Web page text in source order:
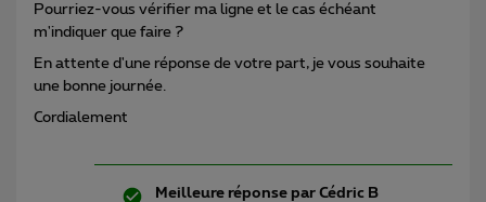
Pourriez-vous vérifier ma ligne et le cas échéant
m'indiquer que faire ?
En attente d'une réponse de votre part, je vous souhaite
une bonne journée.
Cordialement
Meilleure réponse par Cédric B